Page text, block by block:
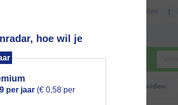
hoe wil je
per jaar (€ 0,58 per
Files 1
meer.
Weerzine
Zoeken in foto & video: